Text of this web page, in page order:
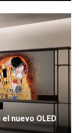
nuevo OLED